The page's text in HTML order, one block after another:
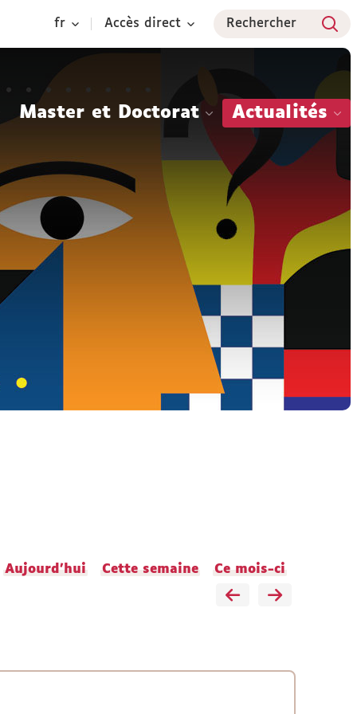
fr Accès direct Rechercher
Master et Doctorat Actualités
Aujourd'hui Cette semaine Ce mois-ci